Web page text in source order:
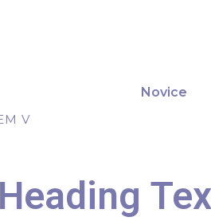
V
Novice